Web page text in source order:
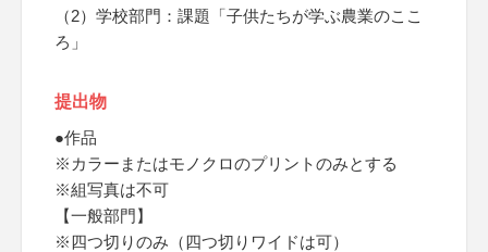
（2）学校部門：課題「子供たちが学ぶ農業のここ
ろ」
提出物
●作品
※カラーまたはモノクロのプリントのみとする
※組写真は不可
【一般部門】
※四つ切りのみ（四つ切りワイドは可）